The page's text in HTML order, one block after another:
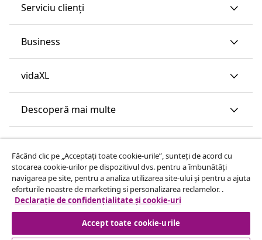
Serviciu clienți
Business
vidaXL
Descoperă mai multe
Făcând clic pe „Acceptați toate cookie-urile”, sunteți de acord cu
stocarea cookie-urilor pe dispozitivul dvs. pentru a îmbunătăți
navigarea pe site, pentru a analiza utilizarea site-ului și pentru a ajuta
eforturile noastre de marketing si personalizarea reclamelor. .
Declarație de confidențialitate și cookie-uri
Accept toate cookie-urile